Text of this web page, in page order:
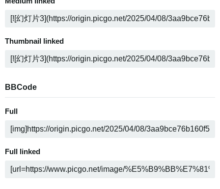
Thumbnail linked
BBCode
Full
Full linked